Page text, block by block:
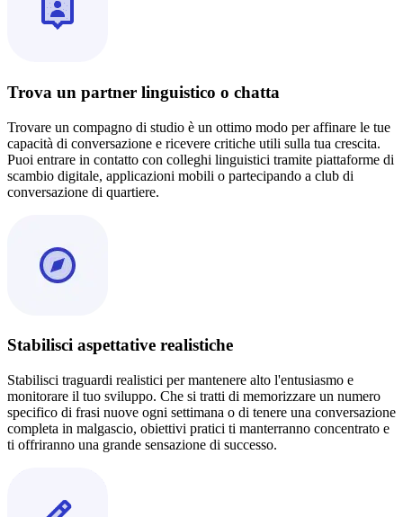
Trova un partner linguistico o chatta
Trovare un compagno di studio è un ottimo modo per affinare le tue
capacità di conversazione e ricevere critiche utili sulla tua crescita.
Puoi entrare in contatto con colleghi linguistici tramite piattaforme di
scambio digitale, applicazioni mobili o partecipando a club di
conversazione di quartiere.
Stabilisci aspettative realistiche
Stabilisci traguardi realistici per mantenere alto l'entusiasmo e
monitorare il tuo sviluppo. Che si tratti di memorizzare un numero
specifico di frasi nuove ogni settimana o di tenere una conversazione
completa in malgascio, obiettivi pratici ti manterranno concentrato e
ti offriranno una grande sensazione di successo.